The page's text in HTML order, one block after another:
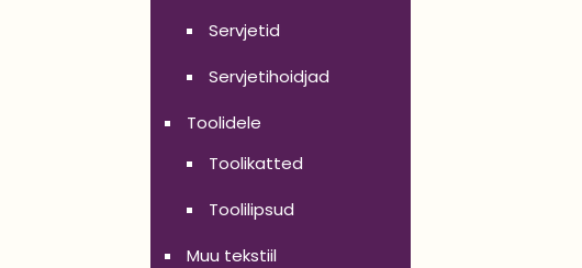
Servjetid
Servjetihoidjad
Toolidele
Toolikatted
Toolilipsud
Muu tekstiil